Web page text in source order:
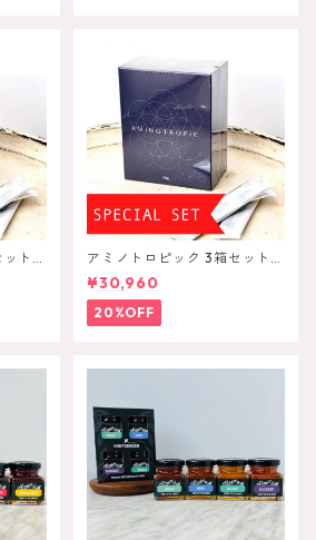
ト A
アミノトロピック 3箱セット A
minoTropic
¥30,960
20%OFF